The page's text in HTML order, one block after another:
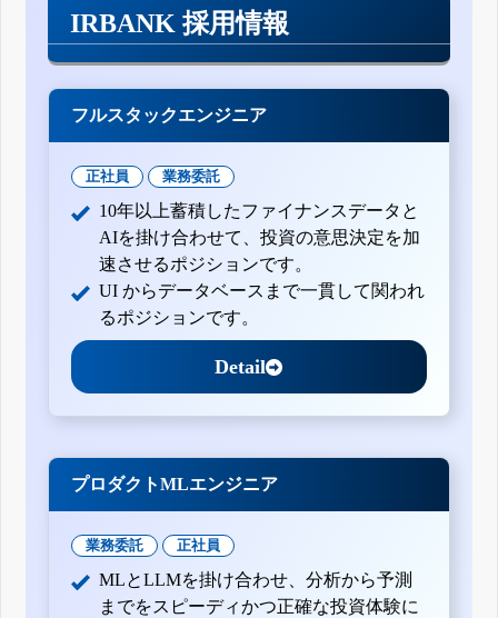
IRBANK 採用情報
フルスタックエンジニア
正社員 業務委託
10年以上蓄積したファイナンスデータと
AIを掛け合わせて、投資の意思決定を加
速させるポジションです。
UI からデータベースまで一貫して関われ
るポジションです。
Detail
プロダクトMLエンジニア
業務委託 正社員
MLとLLMを掛け合わせ、分析から予測
までをスピーディかつ正確な投資体験に